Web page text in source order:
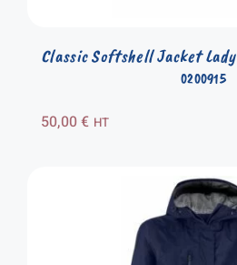
0200915
Classic Softshell Jacket Lady
50,00€ HT